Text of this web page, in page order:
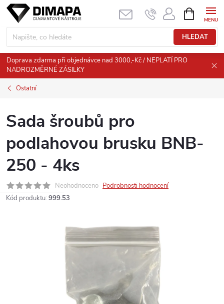
Přejít
obsah
HLEDAT
NÁKUPNÍ
KOŠÍK
Doprava zdarma při objednávce nad 3000,-Kč / NEPLATÍ PRO
NADROZMĚRNÉ ZÁSILKY
Ostatní
Sada šroubů pro
podlahovou brusku BNB-
250 - 4ks
Neohodnoceno Podrobnosti hodnocení
Kód produktu: 999.53